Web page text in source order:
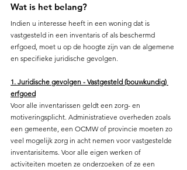
Wat is het belang?
Indien u interesse heeft in een woning dat is
vastgesteld in een inventaris of als beschermd
erfgoed, moet u op de hoogte zijn van de algemene
en specifieke juridische gevolgen.
1. Juridische gevolgen - Vastgesteld (bouwkundig)
erfgoed
Voor alle inventarissen geldt een zorg- en
motiveringsplicht. Administratieve overheden zoals
een gemeente, een OCMW of provincie moeten zo
veel mogelijk zorg in acht nemen voor vastgestelde
inventarisitems. Voor alle eigen werken of
activiteiten moeten ze onderzoeken of ze een